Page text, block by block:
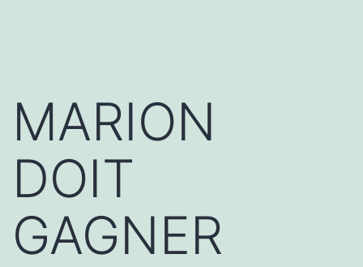
MARION
DOIT
GAGNER